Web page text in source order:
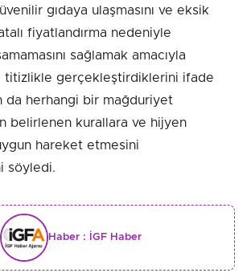
gıdaya ulaşmasını ve eksik
fiyatlandırma nedeniyle
sağlamak amacıyla
titizlikle gerçekleştirdiklerini ifade
da herhangi bir mağduriyet
belirlenen kurallara ve hijyen
hareket etmesini
söyledi.
Haber : İGF Haber